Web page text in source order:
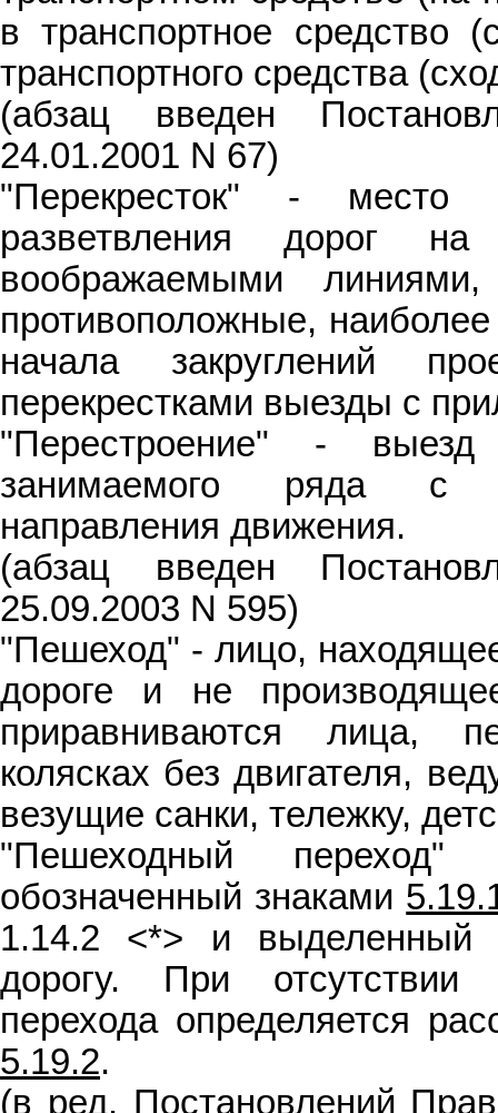
в транспортное средство
транспортного средства
(абзац введен
24.01.2001 N 67)
"Перекресток" - место
разветвления дорог
воображаемыми линиями,
противоположные,
начала закруглений
перекрестками выезды с
"Перестроение" -
занимаемого ряда с
направления движения.
(абзац введен
25.09.2003 N 595)
"Пешеход" - лицо,
дороге и не
приравниваются лица,
колясках без двигателя,
везущие санки, тележку,
"Пешеходный
обозначенный знаками
1.14.2 <*> и выделенный
дорогу. При отсутствии
перехода определяется
5.19.2.
(в ред. Постановлений